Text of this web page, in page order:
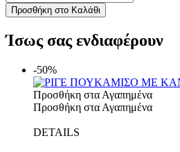
Προσθήκη στο Καλάθι
Ίσως σας ενδιαφέρουν
-50%
Προσθήκη στα Αγαπημένα
Προσθήκη στα Αγαπημένα
DETAILS